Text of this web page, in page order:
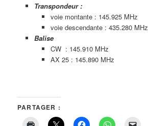
Transpondeur :
voie montante : 145.925 MHz
voie descendante : 435.280 MHz
Balise
CW : 145.910 MHz
AX 25 : 145.890 MHz
PARTAGER :